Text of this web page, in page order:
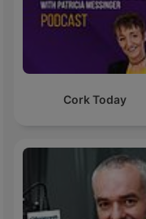
Cork Today